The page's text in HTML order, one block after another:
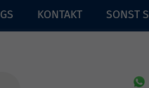
KONTAKT SONST